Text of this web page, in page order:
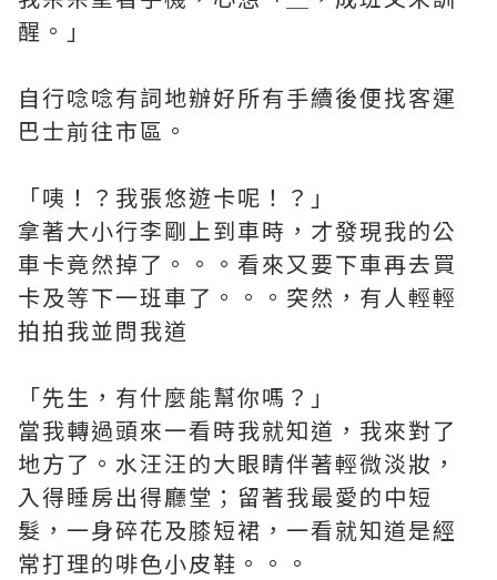
醒。」
自行唸唸有詞地辦好所有手續後便找客運
巴士前往市區。
「咦！？我張悠遊卡呢！？」
拿著大小行李剛上到車時，才發現我的公
車卡竟然掉了。。。看來又要下車再去買
卡及等下一班車了。。。突然，有人輕輕
拍拍我並問我道
「先生，有什麼能幫你嗎？」
當我轉過頭來一看時我就知道，我來對了
地方了。水汪汪的大眼睛伴著輕微淡妝，
入得睡房出得廳堂；留著我最愛的中短
髮，一身碎花及膝短裙，一看就知道是經
常打理的啡色小皮鞋。。。